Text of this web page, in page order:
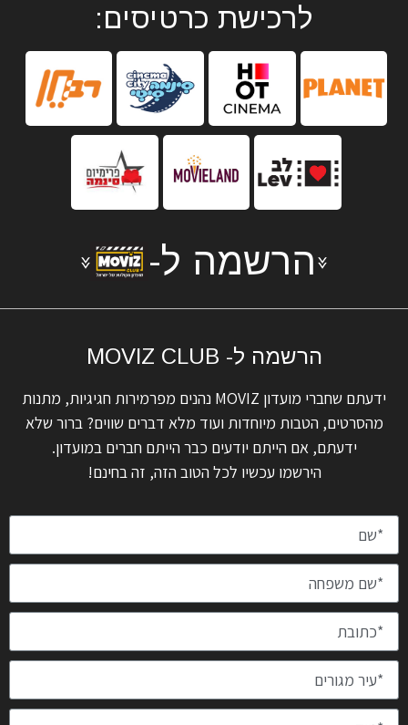
לרכישת כרטיסים:
הרשמה ל-
הרשמה ל- MOVIZ CLUB
ידעתם שחברי מועדון MOVIZ נהנים מפרמירות חגיגיות, מתנות
מהסרטים, הטבות מיוחדות ועוד מלא דברים שווים? ברור שלא
ידעתם, אם הייתם יודעים כבר הייתם חברים במועדון.
הירשמו עכשיו לכל הטוב הזה, זה בחינם!